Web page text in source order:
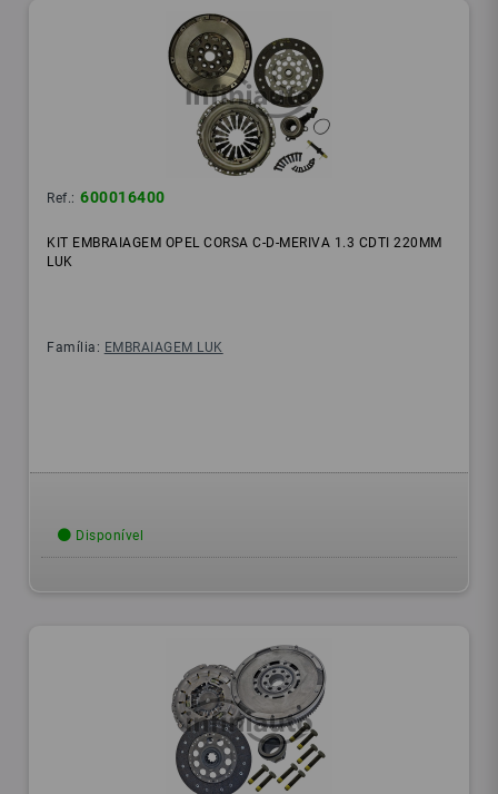
Ref.: 600016400
KIT EMBRAIAGEM OPEL CORSA C-D-MERIVA 1.3 CDTI 220MM
LUK
Família: EMBRAIAGEM LUK
Disponível